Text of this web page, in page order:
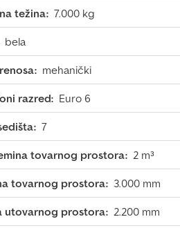
težina: 7.000 kg
bela
mehanički
razred: Euro 6
7
tovarnog prostora: 2 m³
tovarnog prostora: 3.000 mm
utovarnog prostora: 2.200 mm